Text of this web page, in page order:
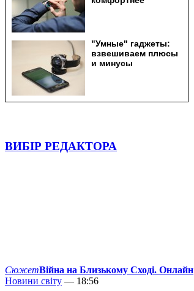
ВИБІР РЕДАКТОРА
СюжетВійна на Близькому Сході. Онлайн
Новини світу — 18:56